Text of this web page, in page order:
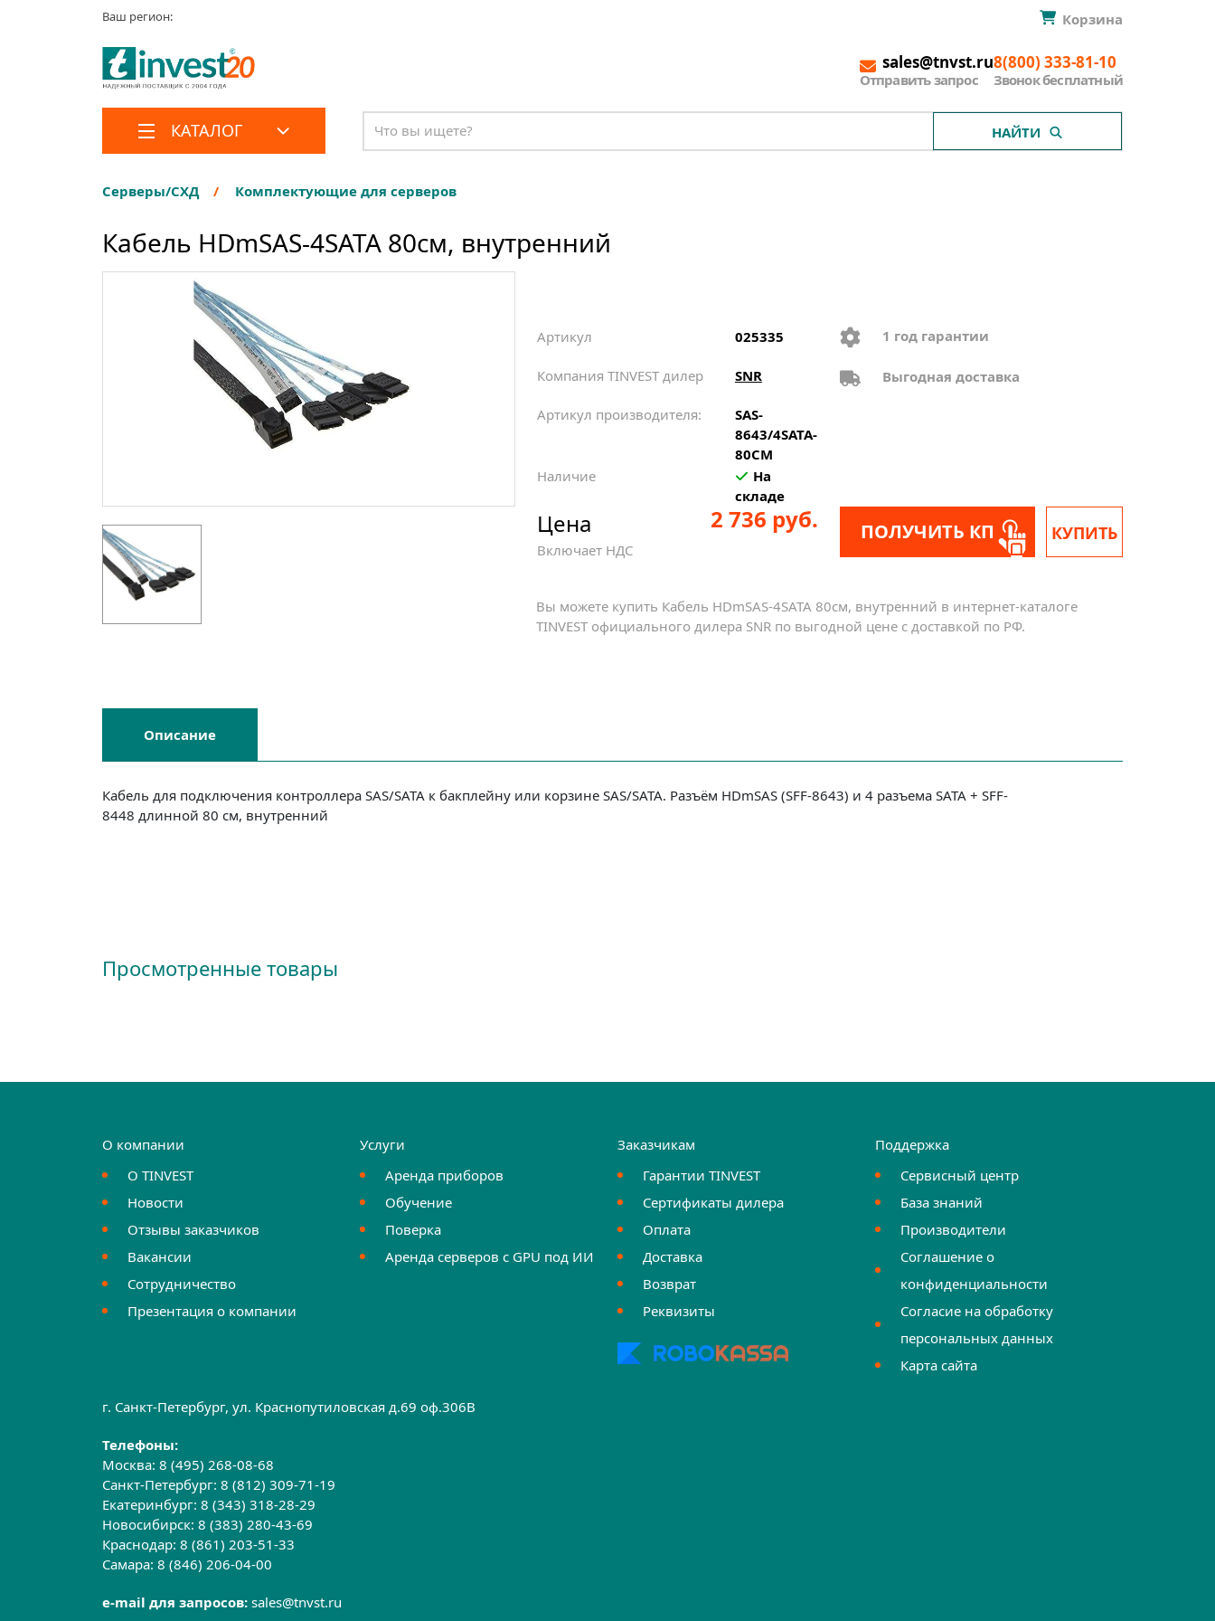
Ваш регион: Корзина
sales@tnvst.ru
Отправить запрос
8(800) 333-81-10
Звонок бесплатный
КАТАЛОГ НАЙТИ
Серверы/СХД Комплектующие для серверов
Кабель HDmSAS-4SATA 80см, внутренний
Артикул 025335
Компания TINVEST дилер SNR
Артикул производителя:
SAS-
8643/4SATA-
80CM
Наличие
На
складе
1 год гарантии
Выгодная доставка
Цена
Включает НДС
2 736 руб. ПОЛУЧИТЬ КП КУПИТЬ
Вы можете купить Кабель HDmSAS-4SATA 80см, внутренний в интернет-каталоге
TINVEST официального дилера SNR по выгодной цене с доставкой по РФ.
Описание
Кабель для подключения контроллера SAS/SATA к бакплейну или корзине SAS/SATA. Разъём HDmSAS (SFF-8643) и 4 разъема SATA + SFF-
8448 длинной 80 см, внутренний
Просмотренные товары
О компании
О TINVEST
Новости
Отзывы заказчиков
Вакансии
Сотрудничество
Презентация о компании
Услуги
Аренда приборов
Обучение
Поверка
Аренда серверов с GPU под ИИ
Заказчикам
Гарантии TINVEST
Сертификаты дилера
Оплата
Доставка
Возврат
Реквизиты
Поддержка
Сервисный центр
База знаний
Производители
Соглашение о
конфиденциальности
Согласие на обработку
персональных данных
Карта сайта
г. Санкт-Петербург, ул. Краснопутиловская д.69 оф.306B
Телефоны:
Москва:8 (495) 268-08-68
Санкт-Петербург:8 (812) 309-71-19
Екатеринбург:8 (343) 318-28-29
Новосибирск:8 (383) 280-43-69
Краснодар:8 (861) 203-51-33
Самара:8 (846) 206-04-00
e-mail для запросов:sales@tnvst.ru